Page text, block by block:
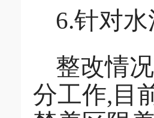
6.针对
整改情
分工作,目